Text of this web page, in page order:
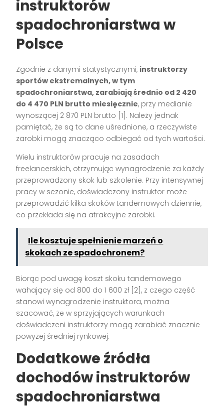
instruktorów
spadochroniarstwa w
Polsce
Zgodnie z danymi statystycznymi, instruktorzy
sportów ekstremalnych, w tym
spadochroniarstwa, zarabiają średnio od 2 420
do 4 470 PLN brutto miesięcznie, przy medianie
wynoszącej 2 870 PLN brutto [1]. Należy jednak
pamiętać, że są to dane uśrednione, a rzeczywiste
zarobki mogą znacząco odbiegać od tych wartości.
Wielu instruktorów pracuje na zasadach
freelancerskich, otrzymując wynagrodzenie za każdy
przeprowadzony skok lub szkolenie. Przy intensywnej
pracy w sezonie, doświadczony instruktor może
przeprowadzić kilka skoków tandemowych dziennie,
co przekłada się na atrakcyjne zarobki.
Ile kosztuje spełnienie marzeń o
skokach ze spadochronem?
Biorąc pod uwagę koszt skoku tandemowego
wahający się od 800 do 1 600 zł [2], z czego część
stanowi wynagrodzenie instruktora, można
szacować, że w sprzyjających warunkach
doświadczeni instruktorzy mogą zarabiać znacznie
powyżej średniej rynkowej.
Dodatkowe źródła
dochodów instruktorów
spadochroniarstwa